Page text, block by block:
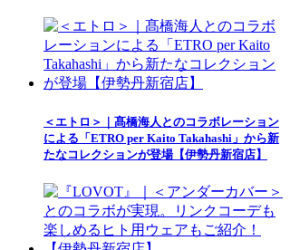
＜エトロ＞｜髙橋海人とのコラボレーション
による「ETRO per Kaito Takahashi」から新
たなコレクションが登場【伊勢丹新宿店】